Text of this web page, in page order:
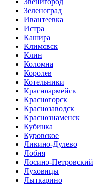
Звенигород
Зеленоград
Ивантеевка
Истра
Кашира
Климовск
Клин
Коломна
Королев
Котельники
Красноармейск
Красногорск
Краснозаводск
Краснознаменск
Кубинка
Куровское
Ликино-Дулево
Лобня
Лосино-Петровский
Луховицы
Лыткарино